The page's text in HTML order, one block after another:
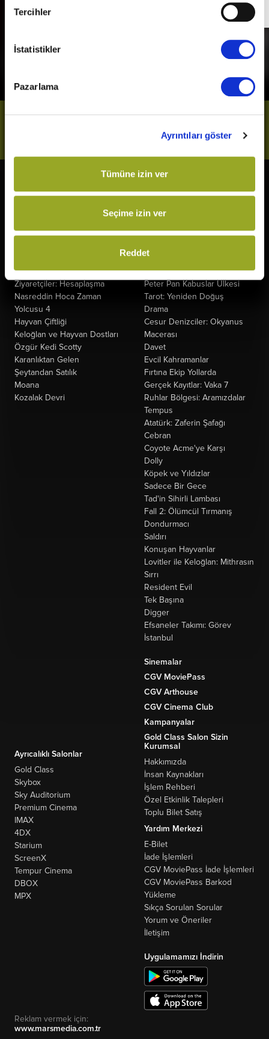
Tercihler
İstatistikler
Pazarlama
Ayrıntıları göster
Tümüne izin ver
Seçime izin ver
Reddet
Bizi Takip Et
Vizyonda
Örümcek-Adam: Yepyeni Bir
Gün
Saplantı
Ziyaretçiler: Hesaplaşma
Nasreddin Hoca Zaman
Yolcusu 4
Hayvan Çiftliği
Keloğlan ve Hayvan Dostları
Özgür Kedi Scotty
Karanlıktan Gelen
Şeytandan Satılık
Moana
Kozalak Devri
Yakında
Kurtuluş Projesi
Fırtınadan Önce
Oak Caddesi'nin Sonu
Paw Patrol: Dino Filmi
Peter Pan Kabuslar Ülkesi
Tarot: Yeniden Doğuş
Drama
Cesur Denizciler: Okyanus
Macerası
Davet
Evcil Kahramanlar
Fırtına Ekip Yollarda
Gerçek Kayıtlar: Vaka 7
Ruhlar Bölgesi: Aramızdalar
Tempus
Atatürk: Zaferin Şafağı
Cebran
Coyote Acme'ye Karşı
Dolly
Köpek ve Yıldızlar
Sadece Bir Gece
Tad'in Sihirli Lambası
Fall 2: Ölümcül Tırmanış
Dondurmacı
Saldırı
Konuşan Hayvanlar
Lovitler ile Keloğlan: Mithrasın
Sırrı
Resident Evil
Tek Başına
Digger
Efsaneler Takımı: Görev
İstanbul
Sinemalar
CGV MoviePass
CGV Arthouse
CGV Cinema Club
Kampanyalar
Gold Class Salon Sizin
Ayrıcalıklı Salonlar
Gold Class
Skybox
Sky Auditorium
Premium Cinema
IMAX
4DX
Starium
ScreenX
Tempur Cinema
DBOX
MPX
Kurumsal
Hakkımızda
İnsan Kaynakları
İşlem Rehberi
Özel Etkinlik Talepleri
Toplu Bilet Satış
Yardım Merkezi
E-Bilet
İade İşlemleri
CGV MoviePass İade İşlemleri
CGV MoviePass Barkod
Yükleme
Sıkça Sorulan Sorular
Yorum ve Öneriler
İletişim
Uygulamamızı İndirin
Reklam vermek için:
www.marsmedia.com.tr